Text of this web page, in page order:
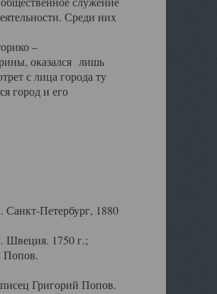
Среди них
–
оказался лишь
с лица города ту
город и его
Петербург, 1880
Швеция. 1750 г.;
Попов.
Григорий Попов.